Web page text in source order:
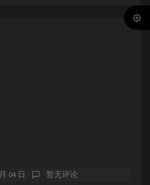
04 日 暂无评论